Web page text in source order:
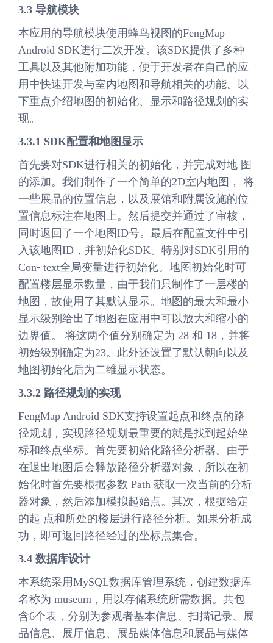
3.3 导航模块
本应用的导航模块使用蜂鸟视图的FengMap
Android SDK进行二次开发。该SDK提供了多种
工具以及其他附加功能，便于开发者在自己的应
用中快速开发与室内地图和导航相关的功能。以
下重点介绍地图的初始化、显示和路径规划的实
现。
3.3.1 SDK配置和地图显示
首先要对SDK进行相关的初始化，并完成对地 图
的添加。我们制作了一个简单的2D室内地图， 将
一些展品的位置信息，以及展馆和附属设施的位
置信息标注在地图上。然后提交并通过了审核，
同时返回了一个地图ID号。最后在配置文件中引
入该地图ID，并初始化SDK。特别对SDK引用的
Con⁃ text全局变量进行初始化。地图初始化时可
配置楼层显示数量，由于我们只制作了一层楼的
地图，故使用了其默认显示。地图的最大和最小
显示级别给出了地图在应用中可以放大和缩小的
边界值。 将这两个值分别确定为 28 和 18，并将
初始级别确定为23。此外还设置了默认朝向以及
地图初始化后为二维显示状态。
3.3.2 路径规划的实现
FengMap Android SDK支持设置起点和终点的路
径规划，实现路径规划最重要的就是找到起始坐
标和终点坐标。首先要初始化路径分析器。由于
在退出地图后会释放路径分析器对象，所以在初
始化时首先要根据参数 Path 获取一次当前的分析
器对象，然后添加模拟起始点。其次，根据给定
的起 点和所处的楼层进行路径分析。如果分析成
功，即可返回路径经过的坐标点集合。
3.4 数据库设计
本系统采用MySQL数据库管理系统，创建数据库
名称为 museum，用以存储系统所需数据。共包
含6个表，分别为参观者基本信息、扫描记录、展
品信息、展厅信息、展品媒体信息和展品与媒体